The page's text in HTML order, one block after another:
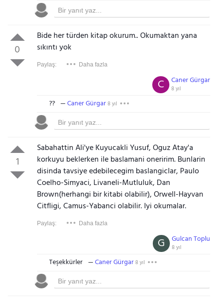
0
Bide her türden kitap okurum.. Okumaktan yana
sıkıntı yok
Paylaş: Daha fazla
Caner Gürgar
8 yıl
C
?? Caner Gürgar8 yıl
1
Sabahattin Ali'ye Kuyucakli Yusuf, Oguz Atay'a
korkuyu beklerken ile baslamani oneririm. Bunlarin
disinda tavsiye edebilecegim baslangiclar, Paulo
Coelho-Simyaci, Livaneli-Mutluluk, Dan
Brown(herhangi bir kitabi olabilir), Orwell-Hayvan
Citfligi, Camus-Yabanci olabilir. Iyi okumalar.
Paylaş: Daha fazla
Gulcan Toplu
8 yıl
G
Teşekkürler Caner Gürgar8 yıl